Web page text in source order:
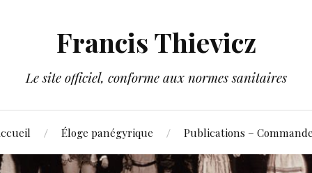
Francis Thievicz
Le site officiel, conforme aux normes sanitaires
Éloge panégyrique Publications –